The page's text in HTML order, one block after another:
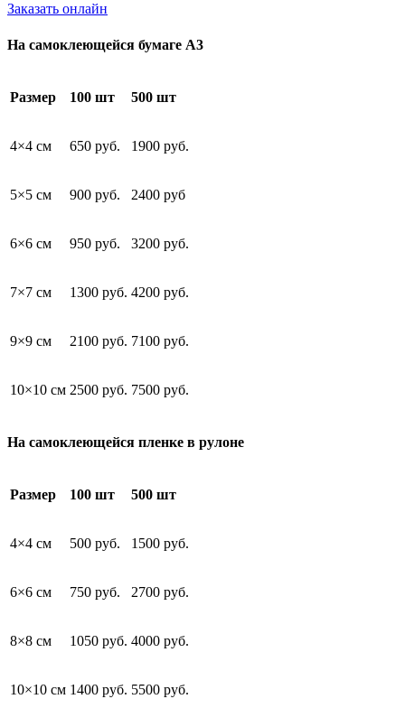
Заказать онлайн
На самоклеющейся бумаге А3
Размер 100 шт 500 шт
4×4 см 650 руб. 1900 руб.
5×5 см 900 руб. 2400 руб
6×6 см 950 руб. 3200 руб.
7×7 см 1300 руб. 4200 руб.
9×9 см 2100 руб. 7100 руб.
10×10 см 2500 руб. 7500 руб.
На самоклеющейся пленке в рулоне
Размер 100 шт 500 шт
4×4 см 500 руб. 1500 руб.
6×6 см 750 руб. 2700 руб.
8×8 см 1050 руб. 4000 руб.
10×10 см 1400 руб. 5500 руб.